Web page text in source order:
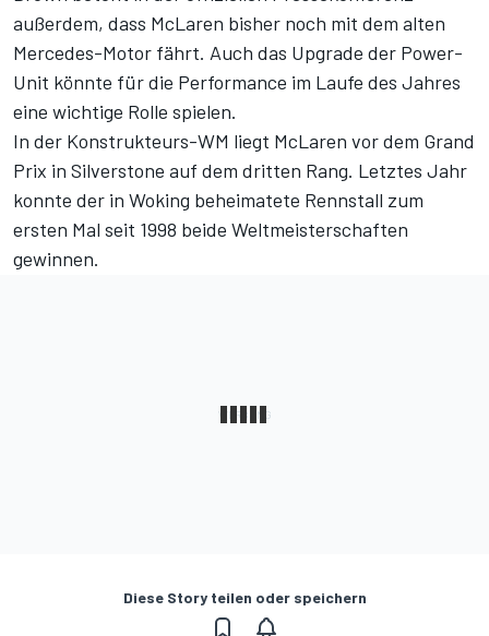
außerdem, dass McLaren bisher noch mit dem alten
Mercedes-Motor fährt. Auch das Upgrade der Power-
Unit könnte für die Performance im Laufe des Jahres
eine wichtige Rolle spielen.
In der Konstrukteurs-WM liegt McLaren vor dem Grand
Prix in Silverstone auf dem dritten Rang. Letztes Jahr
konnte der in Woking beheimatete Rennstall zum
ersten Mal seit 1998 beide Weltmeisterschaften
gewinnen.
Diese Story teilen oder speichern